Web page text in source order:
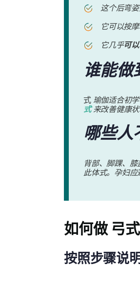
这个后弯
它可以按
它几乎可
谁能做
式瑜伽适合初
式来改善健康状
哪些人
背部、脚踝、
此体式。孕妇应
如何做 弓式
按照步骤说